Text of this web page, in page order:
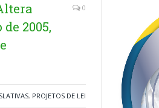
2005,
0
, PROJETOS DE LEI